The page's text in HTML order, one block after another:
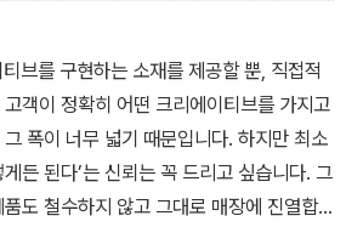
브를 구현하는 소재를 제공할 뿐, 직접적
객이 정확히 어떤 크리에이티브를 가지고
폭이 너무 넓기 때문입니다. 하지만 최소
든 된다’는 신뢰는 꼭 드리고 싶습니다. 그
도 철수하지 않고 그대로 매장에 진열합